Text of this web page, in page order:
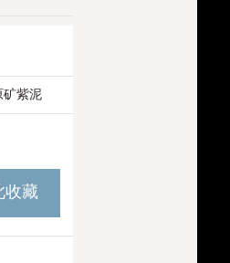
矿紫泥
收藏